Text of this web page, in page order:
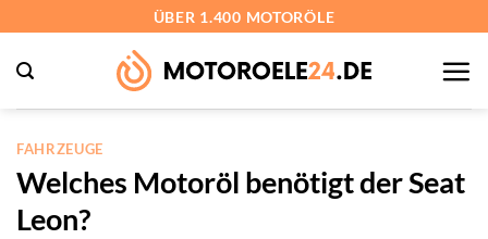
springen
ÜBER 1.400 MOTORÖLE
FAHRZEUGE
Welches Motoröl benötigt der Seat
Leon?